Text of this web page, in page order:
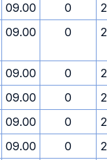
09.00 0
09.00 0
09.00 0
09.00 0
09.00 0
09.00 0